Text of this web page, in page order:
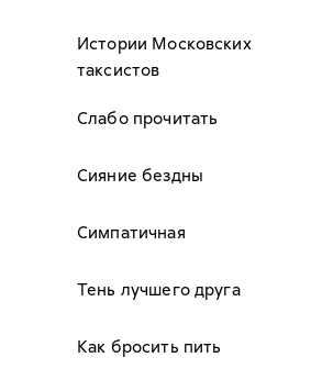
Истории Московских
таксистов
Слабо прочитать
Сияние бездны
Симпатичная
Тень лучшего друга
Как бросить пить